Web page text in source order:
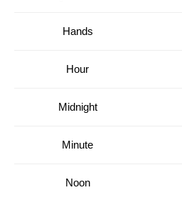
Hands
Hour
Midnight
Minute
Noon